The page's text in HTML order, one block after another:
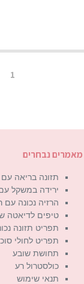
1
מאמרים נבחרים
תזונה בריאה
ירידה במשקל
הרזיה נכונה עם
טיפים לדיאטה
תפריט תזונה
תפריט לחולי
תחושת שובע
כולסטרול רע
תנאי שימוש